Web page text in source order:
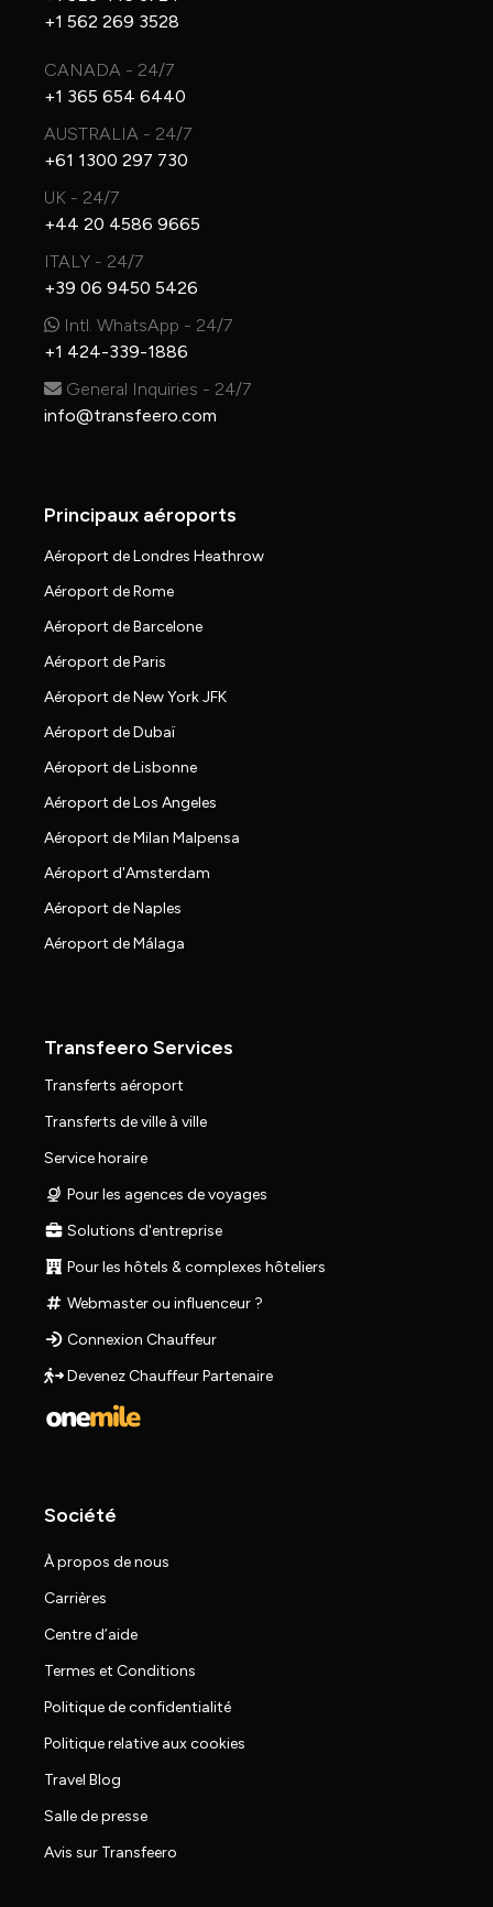
+1 562 269 3528
CANADA - 24/7
+1 365 654 6440
AUSTRALIA - 24/7
+61 1300 297 730
UK - 24/7
+44 20 4586 9665
ITALY - 24/7
+39 06 9450 5426
Intl. WhatsApp - 24/7
+1 424-339-1886
General Inquiries - 24/7
info@transfeero.com
Principaux aéroports
Aéroport de Londres Heathrow
Aéroport de Rome
Aéroport de Barcelone
Aéroport de Paris
Aéroport de New York JFK
Aéroport de Dubaï
Aéroport de Lisbonne
Aéroport de Los Angeles
Aéroport de Milan Malpensa
Aéroport d'Amsterdam
Aéroport de Naples
Aéroport de Málaga
Transfeero Services
Transferts aéroport
Transferts de ville à ville
Service horaire
Pour les agences de voyages
Solutions d'entreprise
Pour les hôtels & complexes hôteliers
Webmaster ou influenceur ?
Connexion Chauffeur
Devenez Chauffeur Partenaire
Société
À propos de nous
Carrières
Centre d’aide
Termes et Conditions
Politique de confidentialité
Politique relative aux cookies
Travel Blog
Salle de presse
Avis sur Transfeero